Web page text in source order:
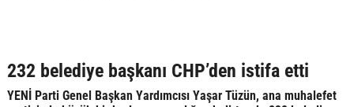
232 belediye başkanı CHP’den istifa etti
YENİ Parti Genel Başkan Yardımcısı Yaşar Tüzün, ana muhalefet